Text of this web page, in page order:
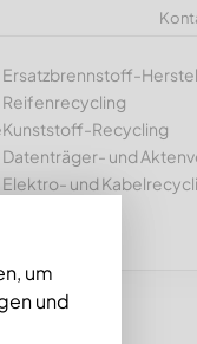
Ersatzbrennstoff-
Reifenrecycling
Kunststoff-Recycling
Datenträger- und
Elektro- und
X-Variante
um
und